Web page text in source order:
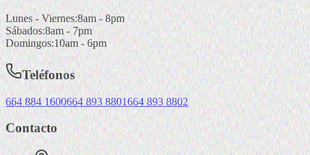
Lunes - Viernes:8am - 8pm
Sábados:8am - 7pm
Domingos:10am - 6pm
Teléfonos
664 884 1600664 893 8801664 893 8802
Contacto